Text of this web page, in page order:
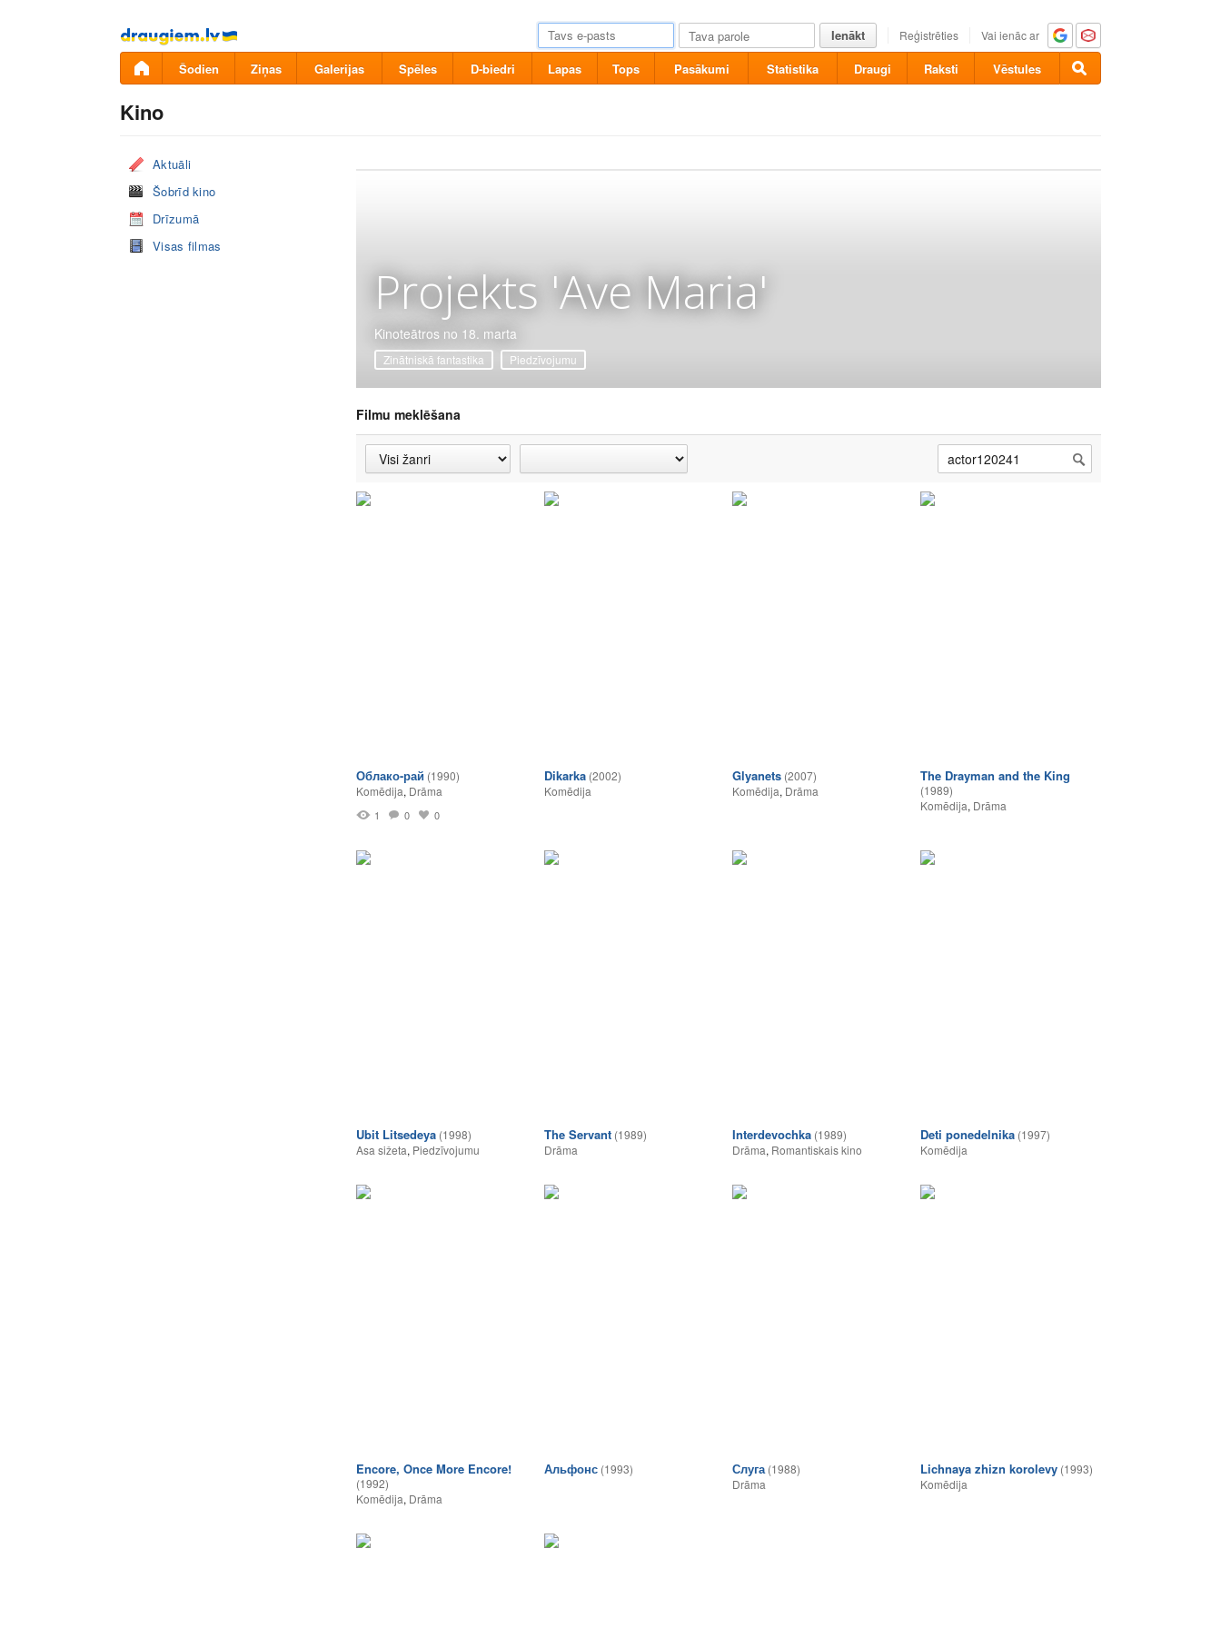
Pāriet
uz
saturu
Ienākt Reģistrēties Vai ienāc ar
Šodien Ziņas Galerijas Spēles D-biedri Lapas Tops Pasākumi Statistika Draugi Raksti Vēstules
Kino
Aktuāli
Šobrīd kino
Drīzumā
Visas filmas
Projekts 'Ave Maria'
Kinoteātros no 18. marta
Zinātniskā fantastika Piedzīvojumu
Filmu meklēšana
Облако-рай (1990)
Komēdija, Drāma
1 0 0
Dikarka (2002)
Komēdija
Glyanets (2007)
Komēdija, Drāma
The Drayman and the King
(1989)
Komēdija, Drāma
Ubit Litsedeya (1998)
Asa sižeta, Piedzīvojumu
The Servant (1989)
Drāma
Interdevochka (1989)
Drāma, Romantiskais kino
Deti ponedelnika (1997)
Komēdija
Encore, Once More Encore!
(1992)
Komēdija, Drāma
Альфонс (1993) Слуга (1988)
Drāma
Lichnaya zhizn korolevy (1993)
Komēdija